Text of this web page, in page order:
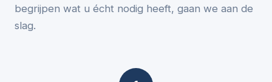
begrijpen wat u écht nodig heeft, gaan we aan de
slag.